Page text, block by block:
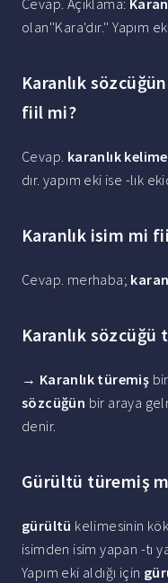
Cevap. Açıklama:
olan''Kara'dır.'' Yapım
Karanlık
fiil mi?
Cevap. karanlık
dır. yapım eki ise -lık
Karanlık isim mi
Cevap. merhaba;
Karanlık sözcüğü
→ Karanlık türemiş
sözcüğün bir araya
denir.
Gürültü türemiş
gürültü kelimesinin
isimden isim yapan -tı
Yapım eki aldığı için